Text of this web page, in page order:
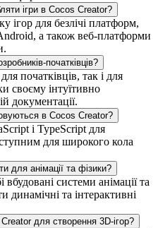
ігри в Cocos Creator?
ігор для безлічі платформ,
а також веб-платформи
початківців?
початківців, так і для
своєму інтуїтивно
документації.
в Cocos Creator?
і TypeScript для
для широкого кола
для анімації та фізики?
системи анімації та
динамічні та інтерактивні
для створення 3D-ігор?